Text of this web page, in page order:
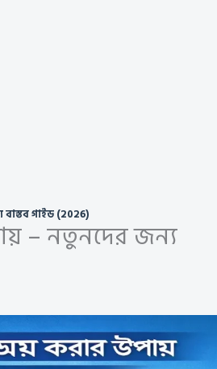
গাইড (2026)
– নতুনদের জন্য